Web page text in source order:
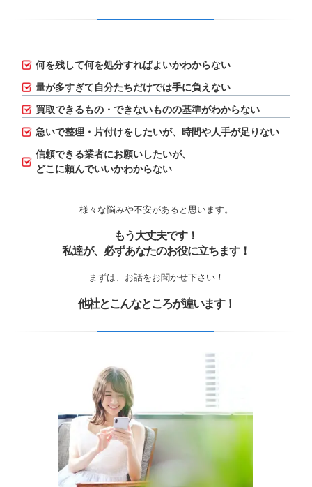
何を残して何を処分すればよいかわからない
量が多すぎて自分たちだけでは手に負えない
買取できるもの・できないものの基準がわからない
急いで整理・片付けをしたいが、 時間や人手が足りない
信頼できる業者にお願いしたいが、
どこに頼んでいいかわからない
様々な悩みや不安があると思います。
もう大丈夫です！
私達が、必ずあなたのお役に立ちます！
まずは、お話をお聞かせ下さい！
他社とこんなところが違います！